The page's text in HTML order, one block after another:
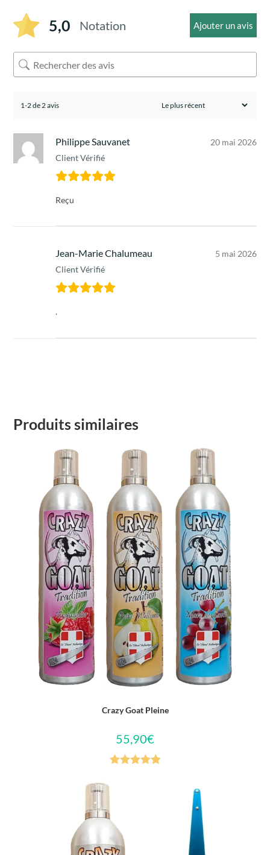
5,0 Notation Ajouter un avis
1-2 de 2 avis
Philippe Sauvanet
Client Vérifié
20 mai 2026
Reçu
Jean-Marie Chalumeau
Client Vérifié
5 mai 2026
.
Produits similaires
Crazy Goat Pleine
55,90€